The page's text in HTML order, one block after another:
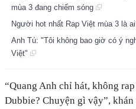
mùa 3 đang chiếm sóng
Người hot nhất Rap Việt mùa 3 là
Anh Tú: "Tôi không bao giờ có ý
Việt"
“Quang Anh chỉ hát, không
Dubbie? Chuyện gì vậy”,